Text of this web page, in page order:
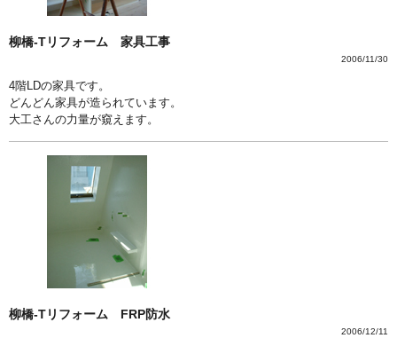
柳橋-Tリフォーム 家具工事
2006/11/30
4階LDの家具です。
どんどん家具が造られています。
大工さんの力量が窺えます。
柳橋-Tリフォーム FRP防水
2006/12/11